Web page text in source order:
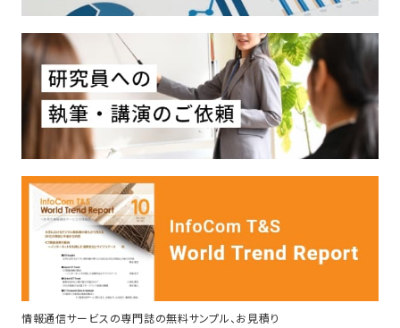
情報通信サービスの専門誌の無料サンプル、お見積り